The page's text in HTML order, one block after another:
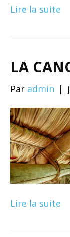
Lire la suite
LA
Par admin |
Lire la suite